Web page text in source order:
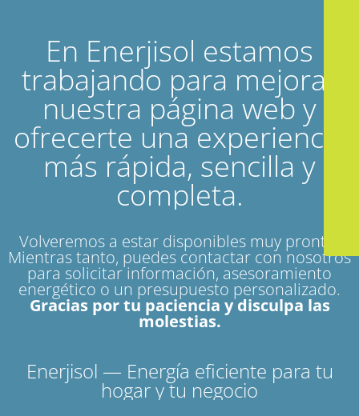
En Enerjisol estamos
trabajando para mejorar
nuestra página web y
ofrecerte una experiencia
más rápida, sencilla y
completa.
Volveremos a estar disponibles muy pronto.
Mientras tanto, puedes contactar con nosotros
para solicitar información, asesoramiento
energético o un presupuesto personalizado.
Gracias por tu paciencia y disculpa las
molestias.
Enerjisol — Energía eficiente para tu
hogar y tu negocio